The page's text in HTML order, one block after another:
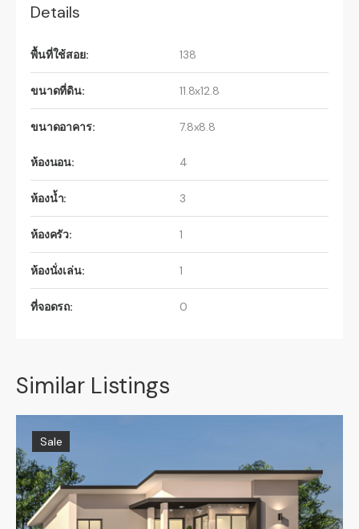
Details
พื้นที่ใช้สอย: 138
ขนาดที่ดิน: 11.8x12.8
ขนาดอาคาร: 7.8x8.8
ห้องนอน: 4
ห้องน้ำ: 3
ห้องครัว: 1
ห้องนั่งเล่น: 1
ที่จอดรถ: 0
Similar Listings
Sale